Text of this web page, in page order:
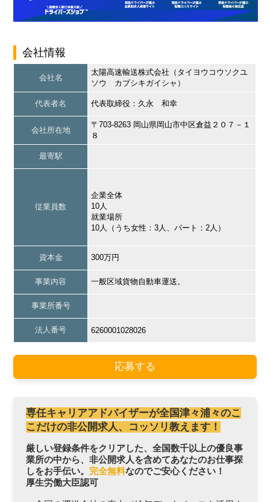
会社情報
会社名
太陽高速輸送株式会社（タイヨウコウソクユ
ソウ カブシキガイシャ）
代表者名 代表取締役：久永 和幸
会社所在地
〒703-8263 岡山県岡山市中区倉益２０７－１
８
最寄駅
従業員数
企業全体
10人
就業場所
10人（うち女性：3人、パート：2人）
資本金 300万円
事業内容 一般区域貨物自動車運送。
事業所番号
法人番号 6260001028026
応募する
専任キャリアアドバイザーが全国津々浦々のこ
こだけの非公開求人、コッソリ教えます！
厳しい登録条件をクリアした、全国数千以上の優良事
業所の中から、非公開求人を含めてあなたのお仕事探
しをお手伝い。 完全無料なのでご安心ください！
厚生労働大臣認可